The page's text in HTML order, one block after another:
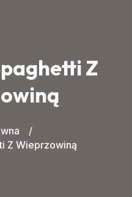
Z
Z Wieprzowiną